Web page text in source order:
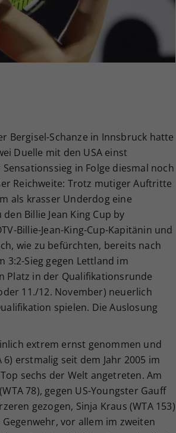
Bergisel-Schanze in Innsbruck hatte
Duelle mit den USA einst
in Folge diesmal noch
Reichweite: Trotz mutiger Auftritte
als krasser Underdog eine
Billie Jean King Cup by
Billie-Jean-King-Cup-Kapitänin und
wie zu befürchten, bereits nach
Sieg gegen Lettland im
Platz in der Qualifikationsrunde
11./12. November) neuerlich
spielen. Die Auslosung
extrem ernst genommen und
6) erstmalig seit dem Jahr 2005 im
sechs der Welt angetreten. Am
78), gegen US-Youngster Gauff
gezogen, Sinja Kraus (WTA 153)
vor allem im zweiten
vorgenommen Einstellungen, falls der
Betreiber dies eingestellt hat.